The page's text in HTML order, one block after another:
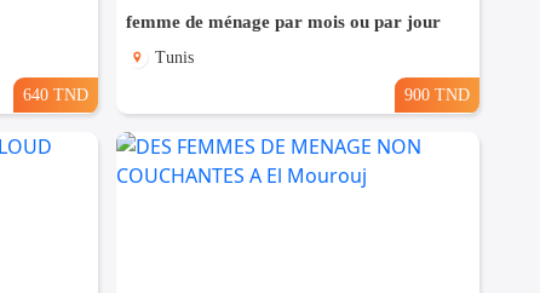
640 TND
femme de ménage par mois ou par jour
Tunis
900 TND